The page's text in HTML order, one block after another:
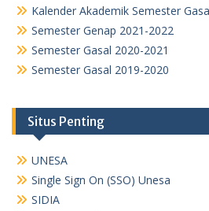
Kalender Akademik Semester
Semester Genap 2021-2022
Semester Gasal 2020-2021
Semester Gasal 2019-2020
Situs Penting
UNESA
Single Sign On (SSO) Unesa
SIDIA